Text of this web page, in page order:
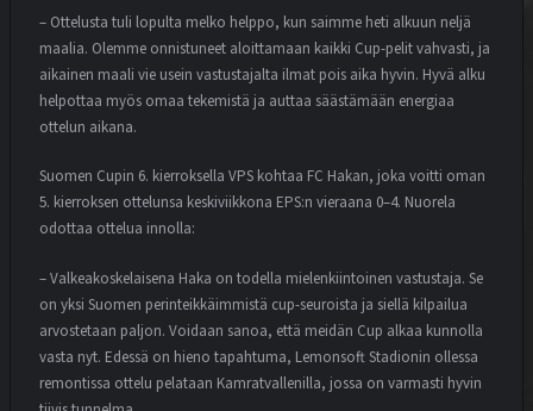
VEIKKAUSLIIGA: VPS – SJK |
ENNAKKO
9.7.2026
TÄRKEÄT KOLME PISTETTÄ JÄIVÄT
VAASAAN
4.7.2026
MATSIT MIEHET
OTTELUENNAKKO
YOUTUBE
VEIKKAUSLIIGA: FF JARO – VPS |
ENNAKKO
– Ottelusta tuli lopulta melko helppo, kun saimme heti alkuun neljä
maalia. Olemme onnistuneet aloittamaan kaikki Cup-pelit vahvasti, ja
aikainen maali vie usein vastustajalta ilmat pois aika hyvin. Hyvä alku
helpottaa myös omaa tekemistä ja auttaa säästämään energiaa
ottelun aikana.
Suomen Cupin 6. kierroksella VPS kohtaa FC Hakan, joka voitti oman
5. kierroksen ottelunsa keskiviikkona EPS:n vieraana 0–4. Nuorela
odottaa ottelua innolla:
– Valkeakoskelaisena Haka on todella mielenkiintoinen vastustaja. Se
on yksi Suomen perinteikkäimmistä cup-seuroista ja siellä kilpailua
arvostetaan paljon. Voidaan sanoa, että meidän Cup alkaa kunnolla
vasta nyt. Edessä on hieno tapahtuma, Lemonsoft Stadionin ollessa
remontissa ottelu pelataan Kamratvallenilla, jossa on varmasti hyvin